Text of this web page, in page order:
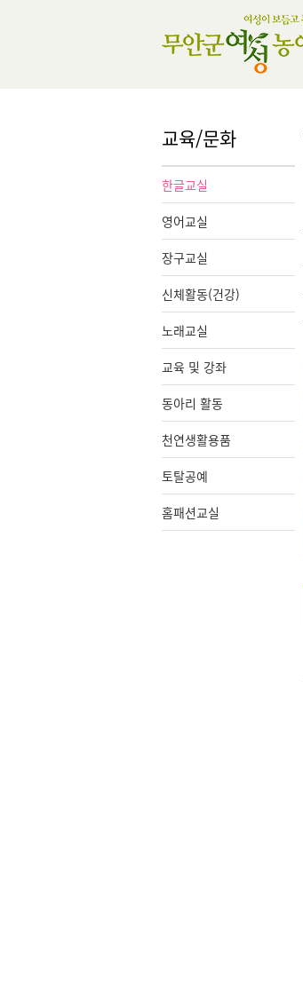
교육/문화
한글교실
영어교실
장구교실
신체활동(건강)
노래교실
교육 및 강좌
동아리 활동
천연생활용품
토탈공예
홈패션교실